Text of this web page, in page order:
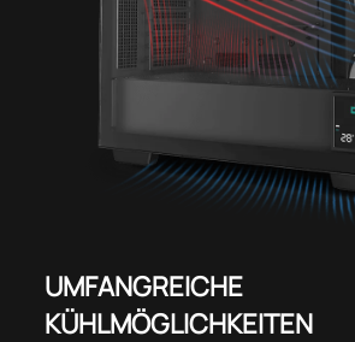
UMFANGREICHE
KÜHLMÖGLICHKEITEN